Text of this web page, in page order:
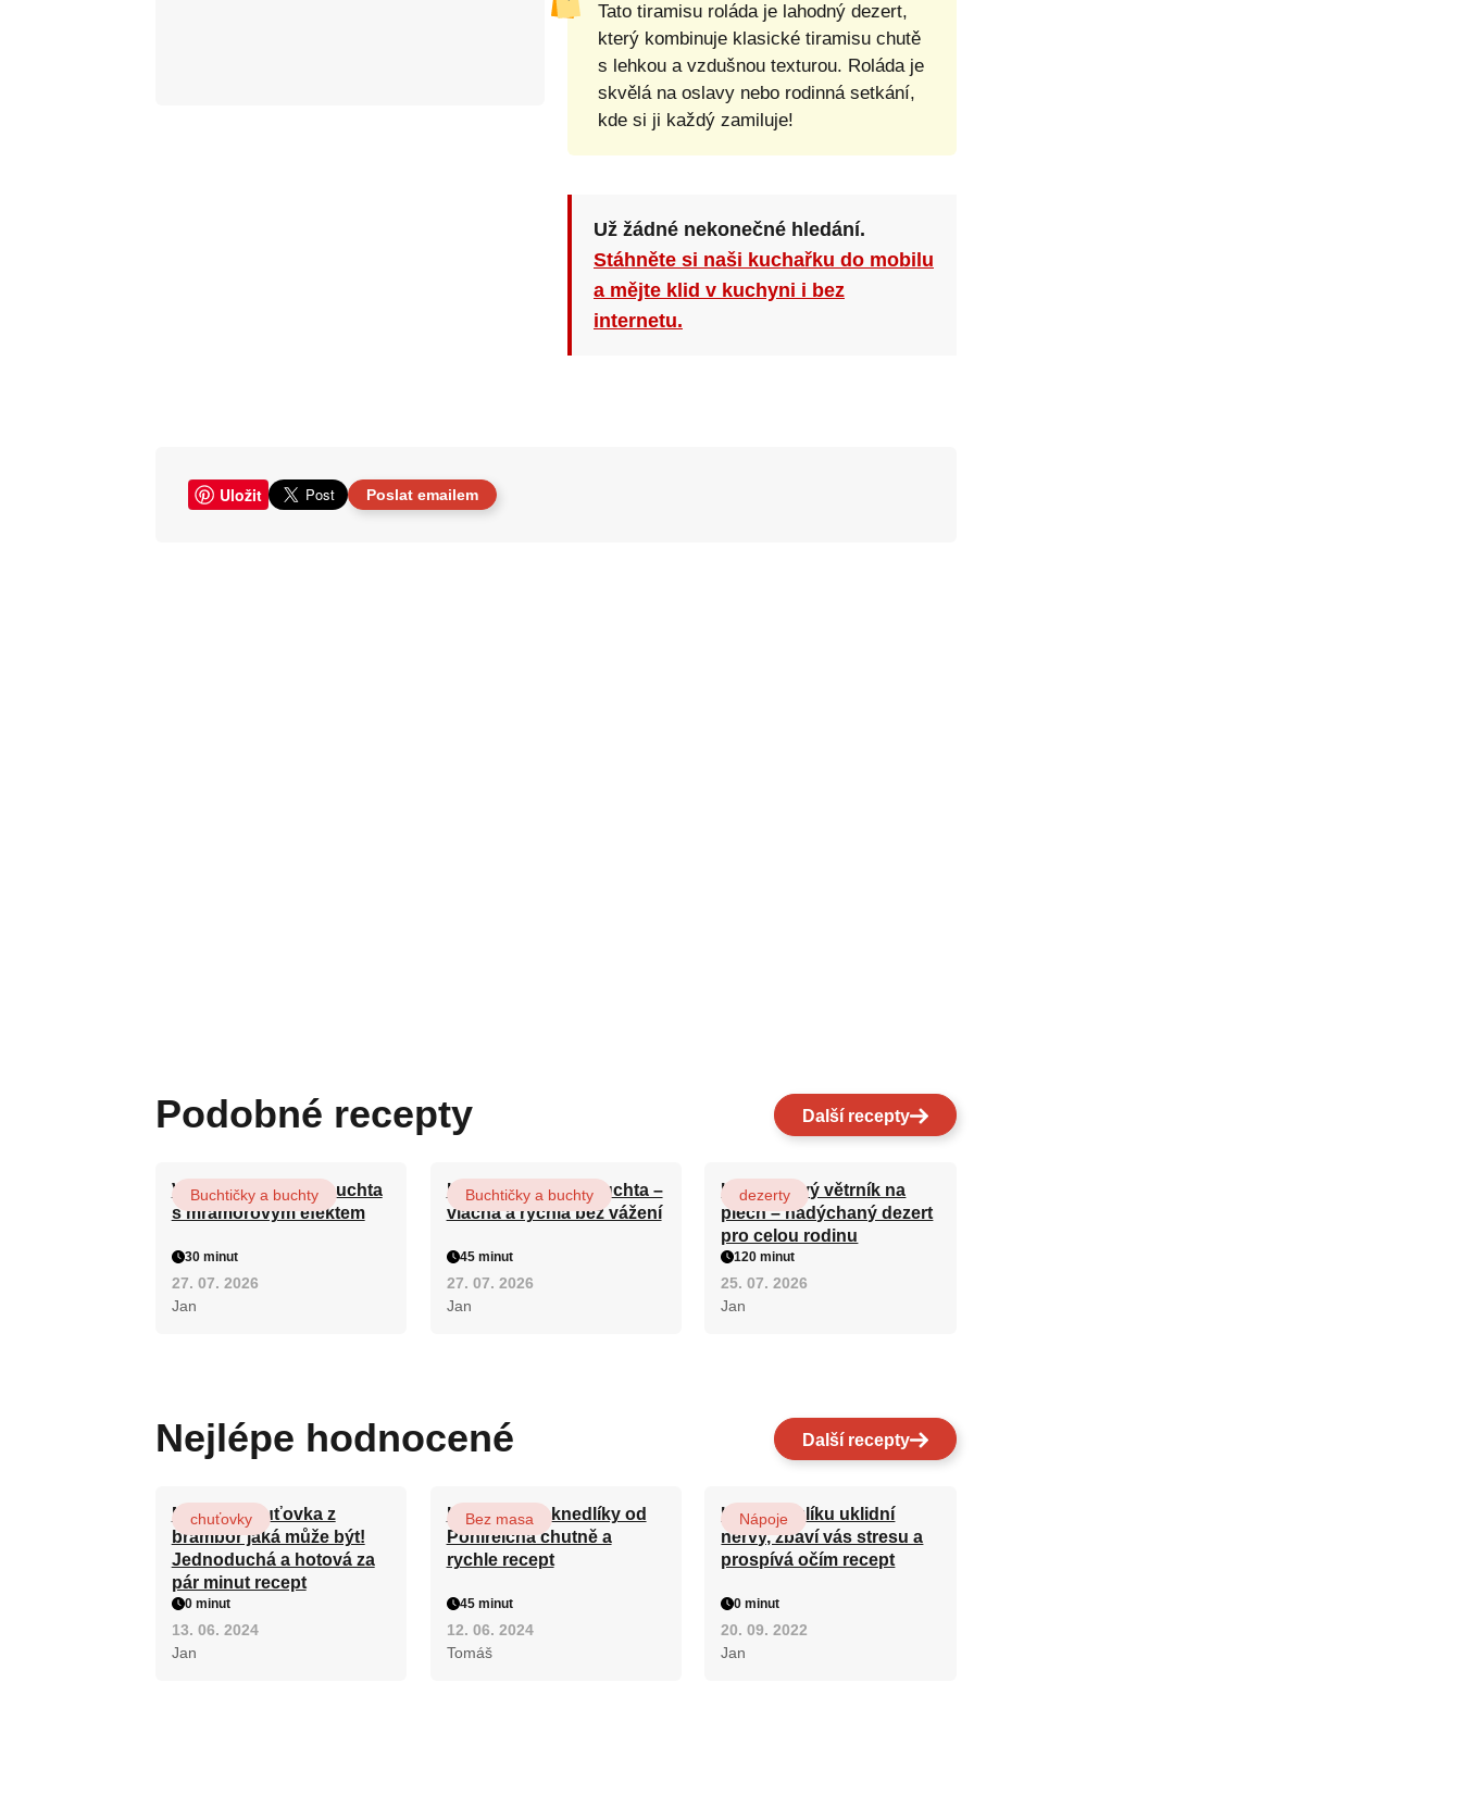
Tato tiramisu roláda je lahodný dezert,
který kombinuje klasické tiramisu chutě
s lehkou a vzdušnou texturou. Roláda je
skvělá na oslavy nebo rodinná setkání,
kde si ji každý zamiluje!
Už žádné nekonečné hledání.
Stáhněte si naši kuchařku do mobilu
a mějte klid v kuchyni i bez
internetu.
Uložit Poslat emailem
Podobné recepty Další recepty
Vláčná olejová litá buchta
s mramorovým efektem
Buchtičky a buchty
30 minut
27. 07. 2026
Jan
Hrnková maková buchta –
vláčná a rychlá bez vážení
Buchtičky a buchty
45 minut
27. 07. 2026
Jan
Karamelový větrník na
plech – nadýchaný dezert
pro celou rodinu
dezerty
120 minut
25. 07. 2026
Jan
Nejlépe hodnocené Další recepty
Nejlepší chuťovka z
brambor jaká může být!
Jednoduchá a hotová za
pár minut recept
chuťovky
0 minut
13. 06. 2024
Jan
Karlovarské knedlíky od
Pohlreicha chutně a
rychle recept
Bez masa
45 minut
12. 06. 2024
Tomáš
Kořen kozlíku uklidní
nervy, zbaví vás stresu a
prospívá očím recept
Nápoje
0 minut
20. 09. 2022
Jan